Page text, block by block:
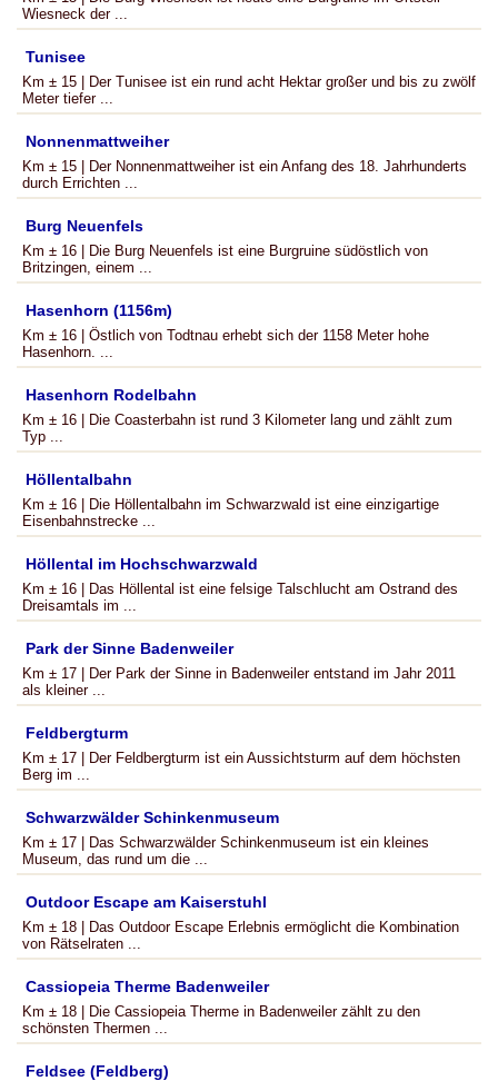
Wiesneck der ...
Tunisee
Km ± 15 | Der Tunisee ist ein rund acht Hektar großer und bis zu zwölf
Meter tiefer ...
Nonnenmattweiher
Km ± 15 | Der Nonnenmattweiher ist ein Anfang des 18. Jahrhunderts
durch Errichten ...
Burg Neuenfels
Km ± 16 | Die Burg Neuenfels ist eine Burgruine südöstlich von
Britzingen, einem ...
Hasenhorn (1156m)
Km ± 16 | Östlich von Todtnau erhebt sich der 1158 Meter hohe
Hasenhorn. ...
Hasenhorn Rodelbahn
Km ± 16 | Die Coasterbahn ist rund 3 Kilometer lang und zählt zum
Typ ...
Höllentalbahn
Km ± 16 | Die Höllentalbahn im Schwarzwald ist eine einzigartige
Eisenbahnstrecke ...
Höllental im Hochschwarzwald
Km ± 16 | Das Höllental ist eine felsige Talschlucht am Ostrand des
Dreisamtals im ...
Park der Sinne Badenweiler
Km ± 17 | Der Park der Sinne in Badenweiler entstand im Jahr 2011
als kleiner ...
Feldbergturm
Km ± 17 | Der Feldbergturm ist ein Aussichtsturm auf dem höchsten
Berg im ...
Schwarzwälder Schinkenmuseum
Km ± 17 | Das Schwarzwälder Schinkenmuseum ist ein kleines
Museum, das rund um die ...
Outdoor Escape am Kaiserstuhl
Km ± 18 | Das Outdoor Escape Erlebnis ermöglicht die Kombination
von Rätselraten ...
Cassiopeia Therme Badenweiler
Km ± 18 | Die Cassiopeia Therme in Badenweiler zählt zu den
schönsten Thermen ...
Feldsee (Feldberg)